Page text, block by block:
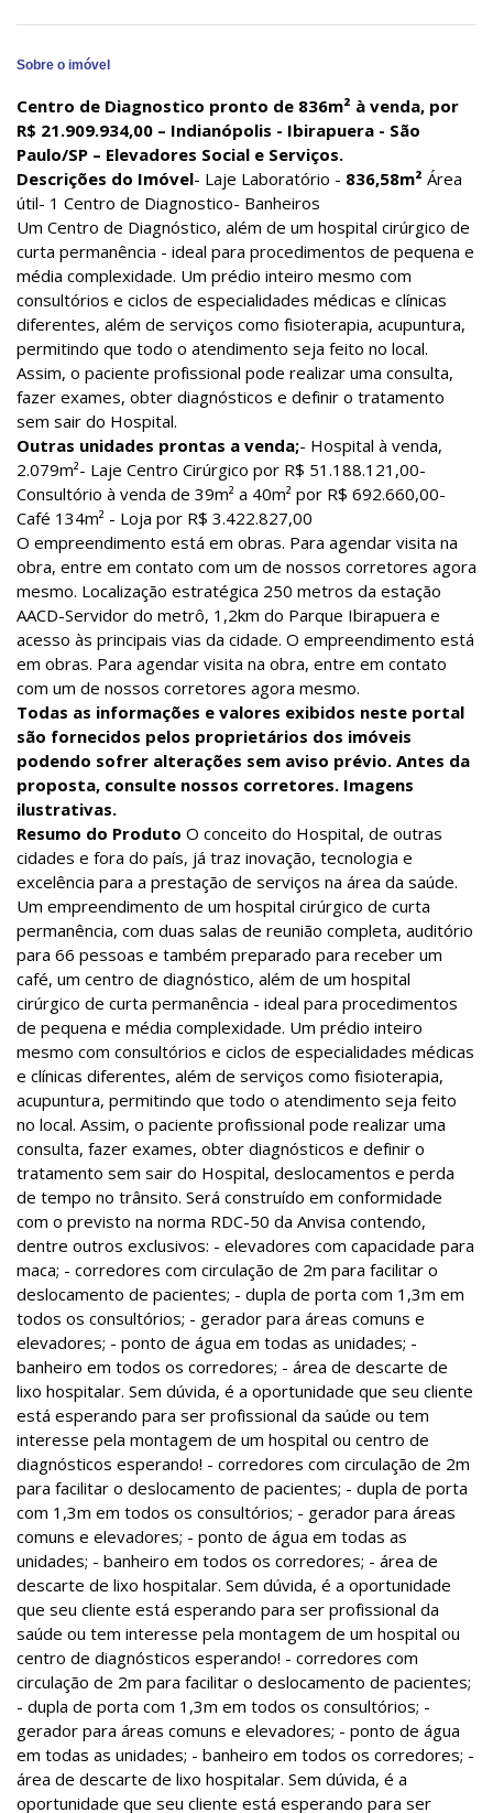
Sobre o imóvel
Centro de Diagnostico pronto de 836m² à venda, por
R$ 21.909.934,00 – Indianópolis - Ibirapuera - São
Paulo/SP – Elevadores Social e Serviços.
Descrições do Imóvel- Laje Laboratório - 836,58m² Área
útil- 1 Centro de Diagnostico- Banheiros
Um Centro de Diagnóstico, além de um hospital cirúrgico de
curta permanência - ideal para procedimentos de pequena e
média complexidade. Um prédio inteiro mesmo com
consultórios e ciclos de especialidades médicas e clínicas
diferentes, além de serviços como fisioterapia, acupuntura,
permitindo que todo o atendimento seja feito no local.
Assim, o paciente profissional pode realizar uma consulta,
fazer exames, obter diagnósticos e definir o tratamento
sem sair do Hospital.
Outras unidades prontas a venda;- Hospital à venda,
2.079m²- Laje Centro Cirúrgico por R$ 51.188.121,00-
Consultório à venda de 39m² a 40m² por R$ 692.660,00-
Café 134m² - Loja por R$ 3.422.827,00
O empreendimento está em obras. Para agendar visita na
obra, entre em contato com um de nossos corretores agora
mesmo. Localização estratégica 250 metros da estação
AACD-Servidor do metrô, 1,2km do Parque Ibirapuera e
acesso às principais vias da cidade. O empreendimento está
em obras. Para agendar visita na obra, entre em contato
com um de nossos corretores agora mesmo.
Todas as informações e valores exibidos neste portal
são fornecidos pelos proprietários dos imóveis
podendo sofrer alterações sem aviso prévio. Antes da
proposta, consulte nossos corretores. Imagens
ilustrativas.
Resumo do Produto O conceito do Hospital, de outras
cidades e fora do país, já traz inovação, tecnologia e
excelência para a prestação de serviços na área da saúde.
Um empreendimento de um hospital cirúrgico de curta
permanência, com duas salas de reunião completa, auditório
para 66 pessoas e também preparado para receber um
café, um centro de diagnóstico, além de um hospital
cirúrgico de curta permanência - ideal para procedimentos
de pequena e média complexidade. Um prédio inteiro
mesmo com consultórios e ciclos de especialidades médicas
e clínicas diferentes, além de serviços como fisioterapia,
acupuntura, permitindo que todo o atendimento seja feito
no local. Assim, o paciente profissional pode realizar uma
consulta, fazer exames, obter diagnósticos e definir o
tratamento sem sair do Hospital, deslocamentos e perda
de tempo no trânsito. Será construído em conformidade
com o previsto na norma RDC-50 da Anvisa contendo,
dentre outros exclusivos: - elevadores com capacidade para
maca; - corredores com circulação de 2m para facilitar o
deslocamento de pacientes; - dupla de porta com 1,3m em
todos os consultórios; - gerador para áreas comuns e
elevadores; - ponto de água em todas as unidades; -
banheiro em todos os corredores; - área de descarte de
lixo hospitalar. Sem dúvida, é a oportunidade que seu cliente
está esperando para ser profissional da saúde ou tem
interesse pela montagem de um hospital ou centro de
diagnósticos esperando! - corredores com circulação de 2m
para facilitar o deslocamento de pacientes; - dupla de porta
com 1,3m em todos os consultórios; - gerador para áreas
comuns e elevadores; - ponto de água em todas as
unidades; - banheiro em todos os corredores; - área de
descarte de lixo hospitalar. Sem dúvida, é a oportunidade
que seu cliente está esperando para ser profissional da
saúde ou tem interesse pela montagem de um hospital ou
centro de diagnósticos esperando! - corredores com
circulação de 2m para facilitar o deslocamento de pacientes;
- dupla de porta com 1,3m em todos os consultórios; -
gerador para áreas comuns e elevadores; - ponto de água
em todas as unidades; - banheiro em todos os corredores; -
área de descarte de lixo hospitalar. Sem dúvida, é a
oportunidade que seu cliente está esperando para ser